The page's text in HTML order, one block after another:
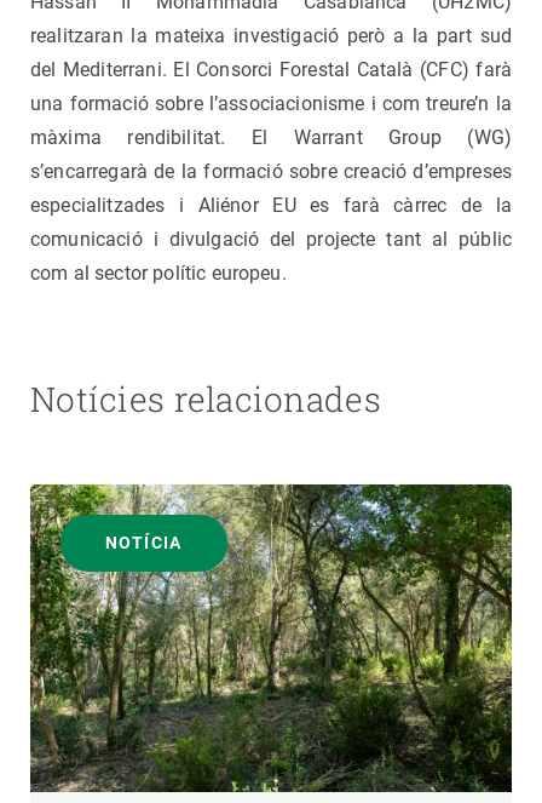
realitzaran la mateixa investigació però a la part sud
del Mediterrani. El Consorci Forestal Català (CFC) farà
una formació sobre l’associacionisme i com treure’n la
màxima rendibilitat. El Warrant Group (WG)
s’encarregarà de la formació sobre creació d’empreses
especialitzades i Aliénor EU es farà càrrec de la
comunicació i divulgació del projecte tant al públic
com al sector polític europeu.
Notícies relacionades
NOTÍCIA